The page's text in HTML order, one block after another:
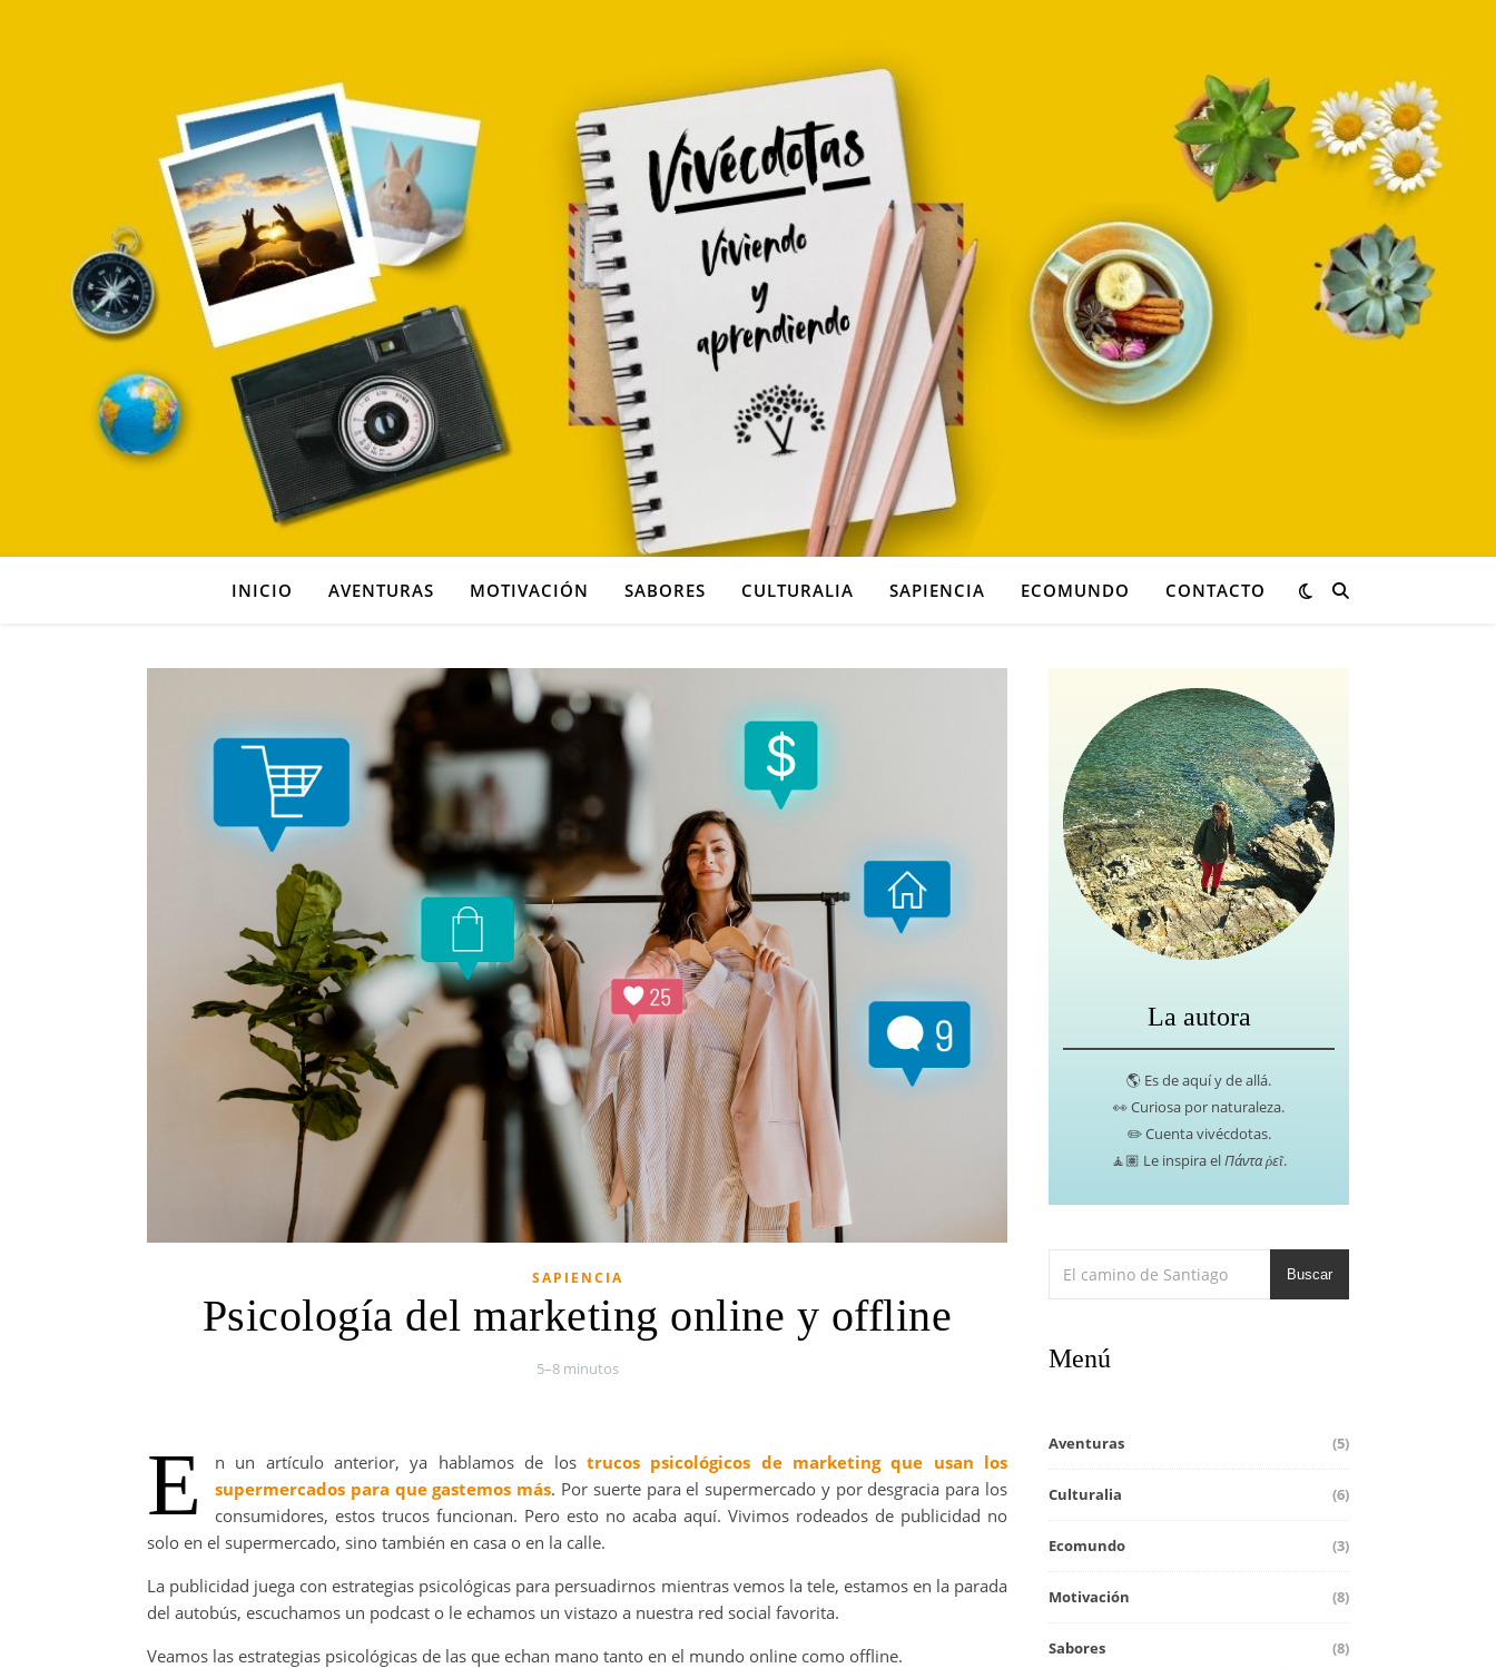
INICIO AVENTURAS MOTIVACIÓN SABORES CULTURALIA SAPIENCIA ECOMUNDO CONTACTO
SAPIENCIA
Psicología del marketing online y offline
5–8 minutos
E n un artículo anterior, ya hablamos de los trucos psicológicos de marketing que usan los
supermercados para que gastemos más. Por suerte para el supermercado y por desgracia para los
consumidores, estos trucos funcionan. Pero esto no acaba aquí. Vivimos rodeados de publicidad no
solo en el supermercado, sino también en casa o en la calle.
La publicidad juega con estrategias psicológicas para persuadirnos mientras vemos la tele, estamos en la parada
del autobús, escuchamos un podcast o le echamos un vistazo a nuestra red social favorita.
Veamos las estrategias psicológicas de las que echan mano tanto en el mundo online como offline.
La autora
🌎 Es de aquí y de allá.
👀 Curiosa por naturaleza.
✏️ Cuenta vivécdotas.
🧘🏽 Le inspira elΠάντα ῥεῖ.
Buscar
Menú
Aventuras (5)
Culturalia (6)
Ecomundo (3)
Motivación (8)
Sabores (8)